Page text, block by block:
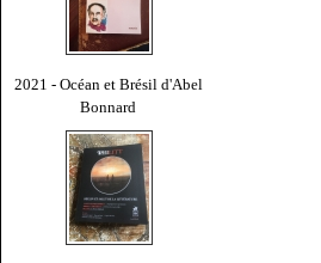
2021 - Océan et Brésil d'Abel
Bonnard